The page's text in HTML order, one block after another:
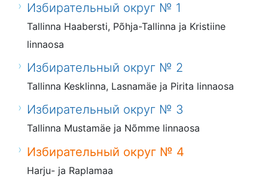
Избирательный округ № 1
Tallinna Haabersti, Põhja-Tallinna ja Kristiine
linnaosa
Избирательный округ № 2
Tallinna Kesklinna, Lasnamäe ja Pirita linnaosa
Избирательный округ № 3
Tallinna Mustamäe ja Nõmme linnaosa
Избирательный округ № 4
Harju- ja Raplamaa